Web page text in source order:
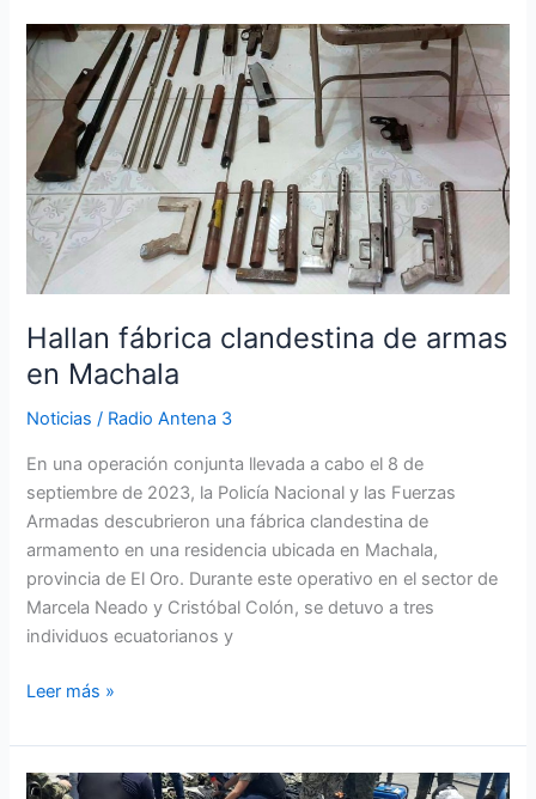
Hallan fábrica clandestina de armas
en Machala
Noticias / Radio Antena 3
En una operación conjunta llevada a cabo el 8 de
septiembre de 2023, la Policía Nacional y las Fuerzas
Armadas descubrieron una fábrica clandestina de
armamento en una residencia ubicada en Machala,
provincia de El Oro. Durante este operativo en el sector de
Marcela Neado y Cristóbal Colón, se detuvo a tres
individuos ecuatorianos y
Hallan
fábrica
clandestina
de
armas
en
Machala
Leer más »
Seis